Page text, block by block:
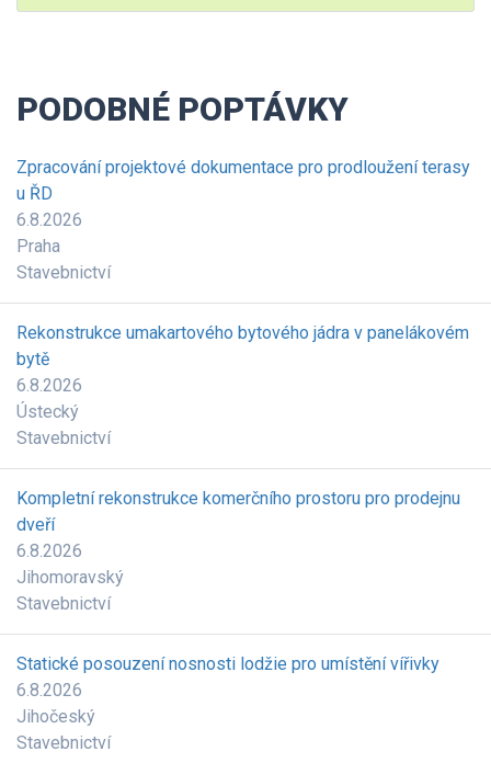
PODOBNÉ POPTÁVKY
Zpracování projektové dokumentace pro prodloužení terasy
u ŘD
6.8.2026
Praha
Stavebnictví
Rekonstrukce umakartového bytového jádra v panelákovém
bytě
6.8.2026
Ústecký
Stavebnictví
Kompletní rekonstrukce komerčního prostoru pro prodejnu
dveří
6.8.2026
Jihomoravský
Stavebnictví
Statické posouzení nosnosti lodžie pro umístění vířivky
6.8.2026
Jihočeský
Stavebnictví